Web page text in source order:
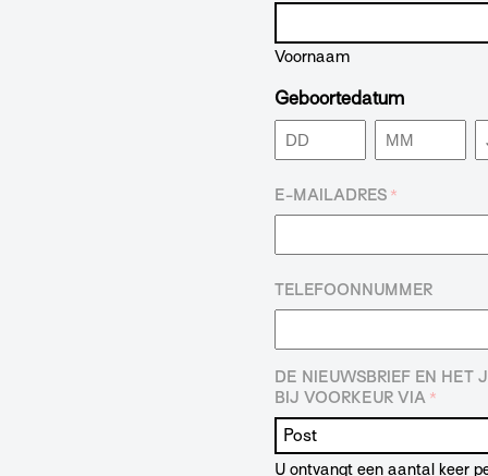
Voornaam
Geboortedatum
Dag Maand
E-MAILADRES *
TELEFOONNUMMER
DE NIEUWSBRIEF EN HET
BIJ VOORKEUR VIA *
U ontvangt een aantal keer